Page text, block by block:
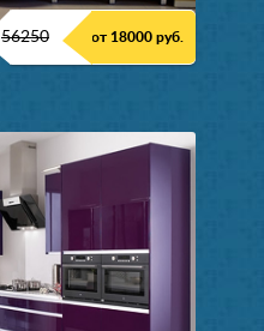
56250 от 18000 руб.